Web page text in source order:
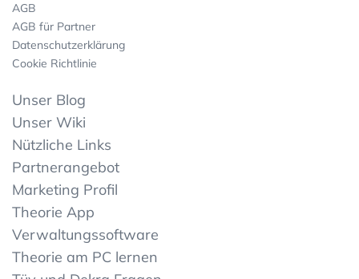
AGB
AGB für Partner
Datenschutzerklärung
Cookie Richtlinie
Unser Blog
Unser Wiki
Nützliche Links
Partnerangebot
Marketing Profil
Theorie App
Verwaltungssoftware
Theorie am PC lernen